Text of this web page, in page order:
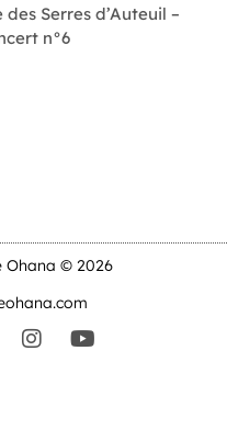
Serres d’Auteuil –
n°6
Ohana © 2026